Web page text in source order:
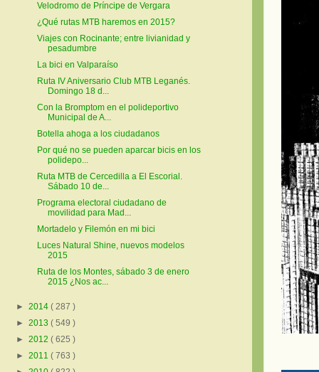
Velodromo de Príncipe de Vergara
¿Qué rutas MTB haremos en 2015?
Viajes con Rocinante; entre livianidad y
pesadumbre
La bici en Valparaíso
Ruta IV Aniversario Club MTB Leganés.
Domingo 18 d...
Con la Bromptom en el polideportivo
Municipal de A...
Botella ahoga a los ciudadanos
Por qué no se pueden aparcar bicis en los
polidepo...
Ruta MTB de Cercedilla a El Escorial.
Sábado 10 de...
Programa electoral ciudadano de
movilidad para Mad...
Mortadelo y Filemón en mi bici
Luces Natural Shine, nuevos modelos
2015
Ruta de los Montes, sábado 3 de enero
2015 ¿Nos ac...
► 2014 ( 287 )
► 2013 ( 549 )
► 2012 ( 625 )
► 2011 ( 763 )